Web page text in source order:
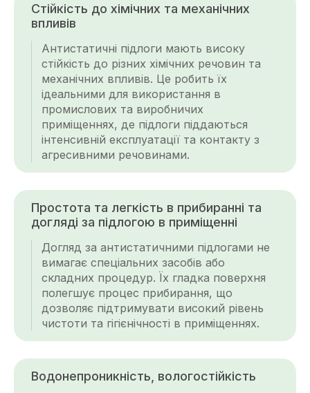
Стійкість до хімічних та механічних
впливів
Антистатичні підлоги мають високу
стійкість до різних хімічних речовин та
механічних впливів. Це робить їх
ідеальними для використання в
промислових та виробничих
приміщеннях, де підлоги піддаються
інтенсивній експлуатації та контакту з
агресивними речовинами.
Простота та легкість в прибиранні та
догляді за підлогою в приміщенні
Догляд за антистатичними підлогами не
вимагає спеціальних засобів або
складних процедур. Їх гладка поверхня
полегшує процес прибирання, що
дозволяє підтримувати високий рівень
чистоти та гігієнічності в приміщеннях.
Водонепроникність, вологостійкість